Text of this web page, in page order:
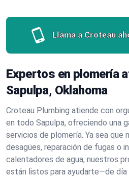
Llama a Croteau
Expertos en plomería
Sapulpa, Oklahoma
Croteau Plumbing atiende con
en todo Sapulpa, ofreciendo una
servicios de plomería. Ya sea que
desagües, reparación de fugas o
calentadores de agua, nuestros
están listos para ayudarte—de día